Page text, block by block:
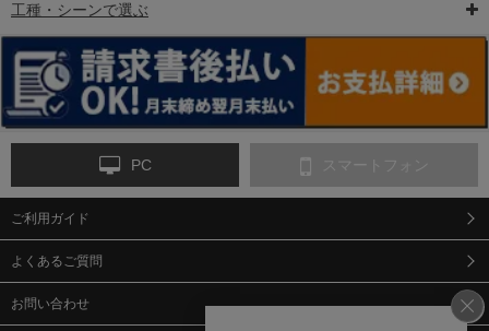
6-矢印板/LED矢印板
ンス
9-点字マット・タイ
工種・シーンで選ぶ
PC スマートフォン
ご利用ガイド
よくあるご質問
お問い合わせ